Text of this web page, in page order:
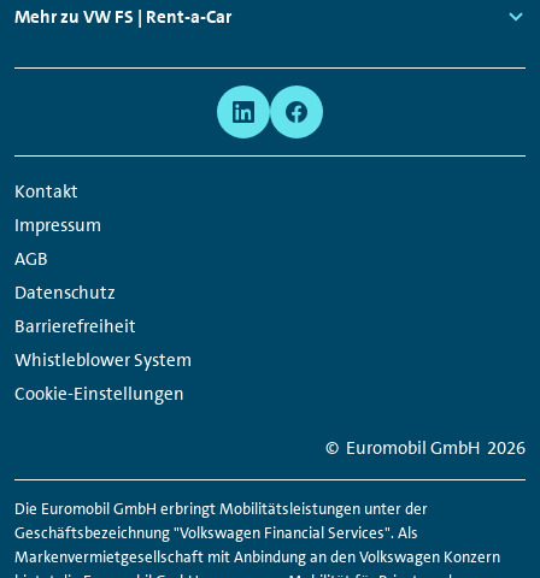
Links:
Mehr zu VW FS | Rent-a-Car
Kontakt
Impressum
AGB
Datenschutz
Barrierefreiheit
Whistleblower System
Cookie-Einstellungen
Network
Links
© Euromobil GmbH 2026
Die Euromobil GmbH erbringt Mobilitätsleistungen unter der
Geschäftsbezeichnung "Volkswagen Financial Services". Als
Markenvermietgesellschaft mit Anbindung an den Volkswagen Konzern